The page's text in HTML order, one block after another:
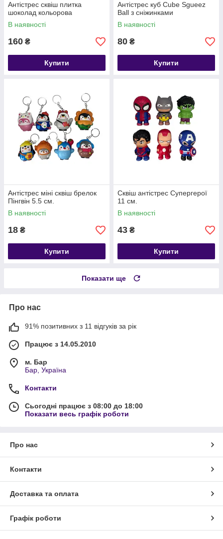
Антістрес сквіш плитка
шоколад кольорова
В наявності
160 ₴
Купити
Антістрес куб Cube Sgueez
Ball з сніжинками
В наявності
80 ₴
Купити
Антістрес міні сквіш брелок
Пінгвін 5.5 см.
В наявності
18 ₴
Купити
Сквіш антістрес Супергерої
11 см.
В наявності
43 ₴
Купити
Показати ще
Про нас
91% позитивних з 11 відгуків за рік
Працює з 14.05.2010
м. Бар
Бар, Україна
Контакти
Сьогодні працює з 08:00 до 18:00
Показати весь графік роботи
Про нас
Контакти
Доставка та оплата
Графік роботи